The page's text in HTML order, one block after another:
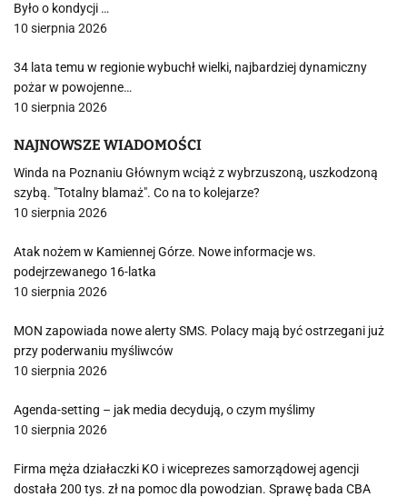
Było o kondycji …
10 sierpnia 2026
34 lata temu w regionie wybuchł wielki, najbardziej dynamiczny
pożar w powojenne…
10 sierpnia 2026
NAJNOWSZE WIADOMOŚCI
Winda na Poznaniu Głównym wciąż z wybrzuszoną, uszkodzoną
szybą. "Totalny blamaż". Co na to kolejarze?
10 sierpnia 2026
Atak nożem w Kamiennej Górze. Nowe informacje ws.
podejrzewanego 16-latka
10 sierpnia 2026
MON zapowiada nowe alerty SMS. Polacy mają być ostrzegani już
przy poderwaniu myśliwców
10 sierpnia 2026
Agenda-setting – jak media decydują, o czym myślimy
10 sierpnia 2026
Firma męża działaczki KO i wiceprezes samorządowej agencji
dostała 200 tys. zł na pomoc dla powodzian. Sprawę bada CBA